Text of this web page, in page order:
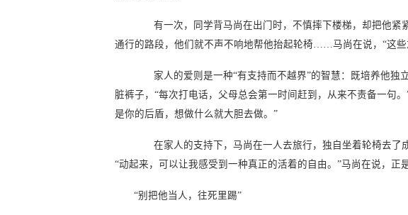
有一次，同学背马尚在出门时，不慎摔下楼梯，却把他紧
通行的路段，他们就不声不响地帮他抬起轮椅……马尚在说，“这
家人的爱则是一种“有支持而不越界”的智慧：既培养他独
脏裤子，“每次打电话，父母总会第一时间赶到，从来不责备一句
是你的后盾，想做什么就大胆去做。”
在家人的支持下，马尚在一人去旅行，独自坐着轮椅去了
“动起来，可以让我感受到一种真正的活着的自由。”马尚在说，正
“别把他当人，往死里踢”